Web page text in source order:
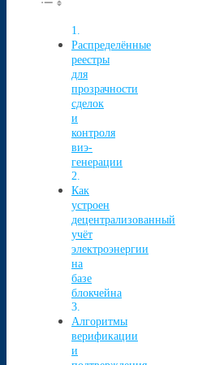
Распределённые
реестры
для
прозрачности
сделок
и
контроля
виэ-
генерации
Как
устроен
децентрализованный
учёт
электроэнергии
на
базе
блокчейна
Алгоритмы
верификации
и